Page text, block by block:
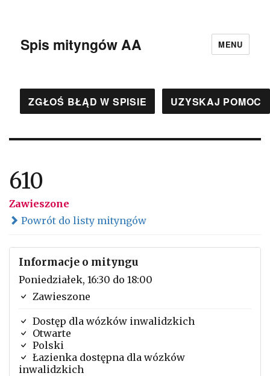
Spis mityngów AA MENU
ZGŁOŚ BŁĄD W SPISIE UZYSKAJ POMOC
610
Zawieszone
Powrót do listy mityngów
Informacje o mityngu
Poniedziałek, 16:30 do 18:00
Zawieszone
Dostęp dla wózków inwalidzkich
Otwarte
Polski
Łazienka dostępna dla wózków
inwalidzkich